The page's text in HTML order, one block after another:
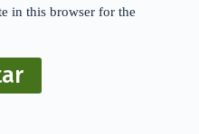
in this browser for the